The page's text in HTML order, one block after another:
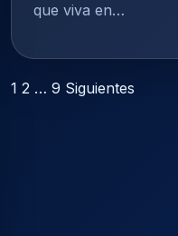
que viva en…
Paginación
1 2 … 9 Siguientes